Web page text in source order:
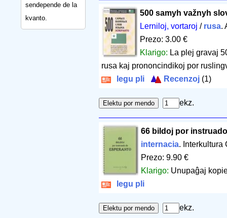
sendepende de la
kvanto.
500 samyh važnyh
Lerniloj, vortaroj / rusa.
Prezo: 3.00 €
Klarigo: La plej gravaj
rusa kaj prononcindikoj por
legu pli
Recenzoj (1)
ekz.
66 bildoj por
internacia. Interkultura
Prezo: 9.90 €
Klarigo: Unupaĝaj
legu pli
ekz.